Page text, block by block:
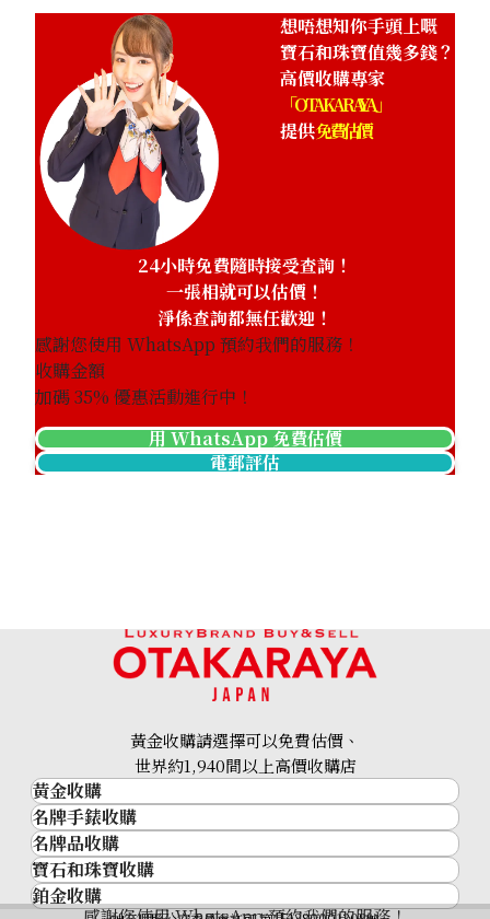
想唔想知你手頭上嘅
寶石和珠寶值幾多錢？
高價收購專家
「OTAKARAYA」
提供免費估價
24小時免費隨時接受查詢！
一張相就可以估價！
淨係查詢都無任歡迎！
感謝您使用 WhatsApp 預約我們的服務！
收購金額
加碼35% 優惠活動進行中！
用 WhatsApp 免費估價
電郵評估
黃金收購請選擇可以免費估價、
世界約1,940間以上高價收購店
黃金收購
黃金･金條
金條
金幣及銀幣
過去十年黃金價格
名牌手錶收購
名牌手錶收購
勞力士 (Rolex)
Patek Philippe
名牌品收購
名牌品收購
HERMES
寶石和珠寶收購
寶石和珠寶
鉑金收購